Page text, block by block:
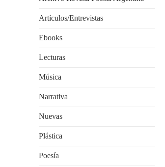
Artículos/Entrevistas
Ebooks
Lecturas
Música
Narrativa
Nuevas
Plástica
Poesía